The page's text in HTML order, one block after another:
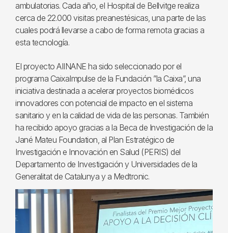
ambulatorias. Cada año, el Hospital de Bellvitge realiza
cerca de 22.000 visitas preanestésicas, una parte de las
cuales podrá llevarse a cabo de forma remota gracias a
esta tecnología.
El proyecto AIINANE ha sido seleccionado por el
programa CaixaImpulse de la Fundación ”la Caixa”, una
iniciativa destinada a acelerar proyectos biomédicos
innovadores con potencial de impacto en el sistema
sanitario y en la calidad de vida de las personas. También
ha recibido apoyo gracias a la Beca de Investigación de la
Jané Mateu Foundation, al Plan Estratégico de
Investigación e Innovación en Salud (PERIS) del
Departamento de Investigación y Universidades de la
Generalitat de Catalunya y a Medtronic.